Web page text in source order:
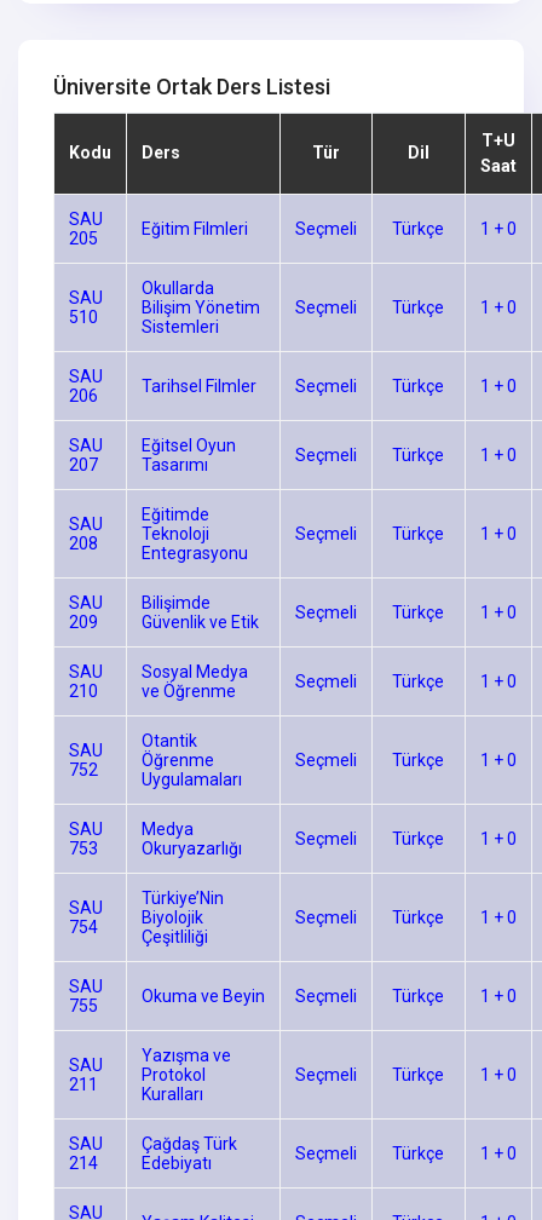
Üniversite Ortak Ders Listesi
Kodu Ders Tür Dil
T+U
Saat
SAU
205
Eğitim Filmleri Seçmeli Türkçe 1 + 0
SAU
510
Okullarda
Bilişim Yönetim
Sistemleri
Seçmeli Türkçe 1 + 0
SAU
206
Tarihsel Filmler Seçmeli Türkçe 1 + 0
SAU
207
Eğitsel Oyun
Tasarımı
Seçmeli Türkçe 1 + 0
SAU
208
Eğitimde
Teknoloji
Entegrasyonu
Seçmeli Türkçe 1 + 0
SAU
209
Bilişimde
Güvenlik ve Etik
Seçmeli Türkçe 1 + 0
SAU
210
Sosyal Medya
ve Öğrenme
Seçmeli Türkçe 1 + 0
SAU
752
Otantik
Öğrenme
Uygulamaları
Seçmeli Türkçe 1 + 0
SAU
753
Medya
Okuryazarlığı
Seçmeli Türkçe 1 + 0
SAU
754
Türkiye’Nin
Biyolojik
Çeşitliliği
Seçmeli Türkçe 1 + 0
SAU
755
Okuma ve Beyin Seçmeli Türkçe 1 + 0
SAU
211
Yazışma ve
Protokol
Kuralları
Seçmeli Türkçe 1 + 0
SAU
214
Çağdaş Türk
Edebiyatı
Seçmeli Türkçe 1 + 0
SAU